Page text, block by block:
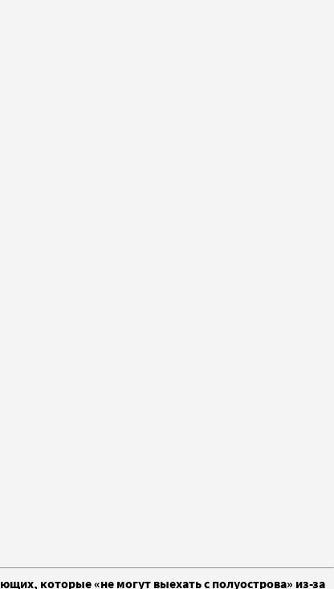
которые «не могут выехать с полуострова» из-за